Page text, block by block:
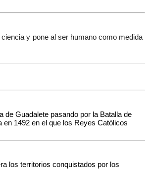
y pone al ser humano como medida
de Guadalete pasando por la Batalla de
1492 en el que los Reyes Católicos
los territorios conquistados por los